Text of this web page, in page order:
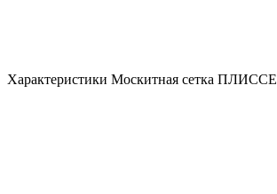
Характеристики Москитная сетка ПЛИССЕ